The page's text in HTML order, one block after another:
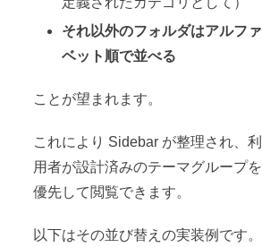
それ以外のフォルダはアルファ
ベット順で並べる
ことが望まれます。
これにより Sidebar が整理され、利
用者が設計済みのテーマグループを
優先して閲覧できます。
以下はその並び替えの実装例です。